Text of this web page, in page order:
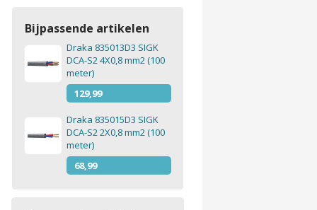
Bijpassende artikelen
Draka 835013D3 SIGK
DCA-S2 4X0,8 mm2 (100
meter)
129,99
Draka 835015D3 SIGK
DCA-S2 2X0,8 mm2 (100
meter)
68,99